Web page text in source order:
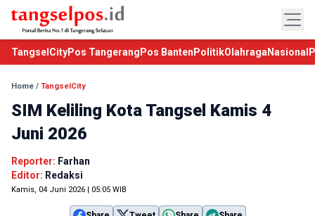
TangselCityPos Tangerang Pos Banten PolitikOlahraga Nasional
Home / TangselCity
SIM Keliling Kota Tangsel Kamis 4
Juni 2026
Reporter: Farhan
Editor: Redaksi
Kamis, 04 Juni 2026 | 05:05 WIB